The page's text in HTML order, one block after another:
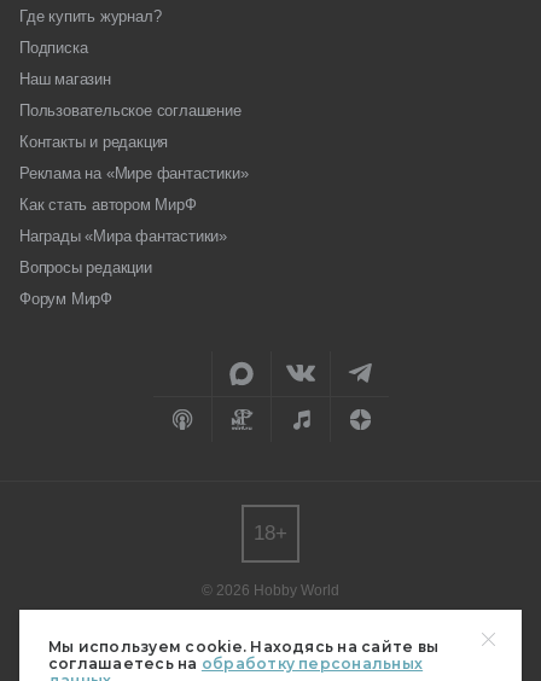
Мы используем cookie. Находясь на сайте вы
соглашаетесь на обработку персональных
Где купить журнал?
Подписка
Наш магазин
Пользовательское соглашение
Контакты и редакция
Реклама на «Мире фантастики»
Как стать автором МирФ
Награды «Мира фантастики»
Вопросы редакции
Форум МирФ
© 2026 Hobby World
редакции.
Мнение авторов может не совпадать с мнением редакции.
18+